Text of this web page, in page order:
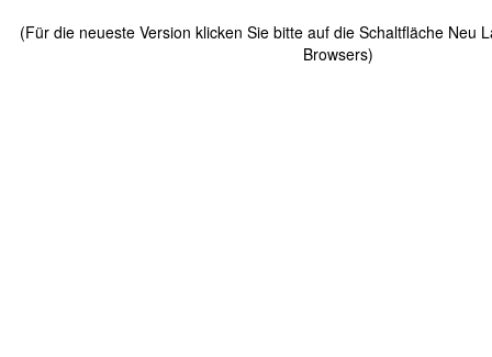
(Für die neueste Version klicken Sie bitte auf die Schaltfläche Neu
Browsers)